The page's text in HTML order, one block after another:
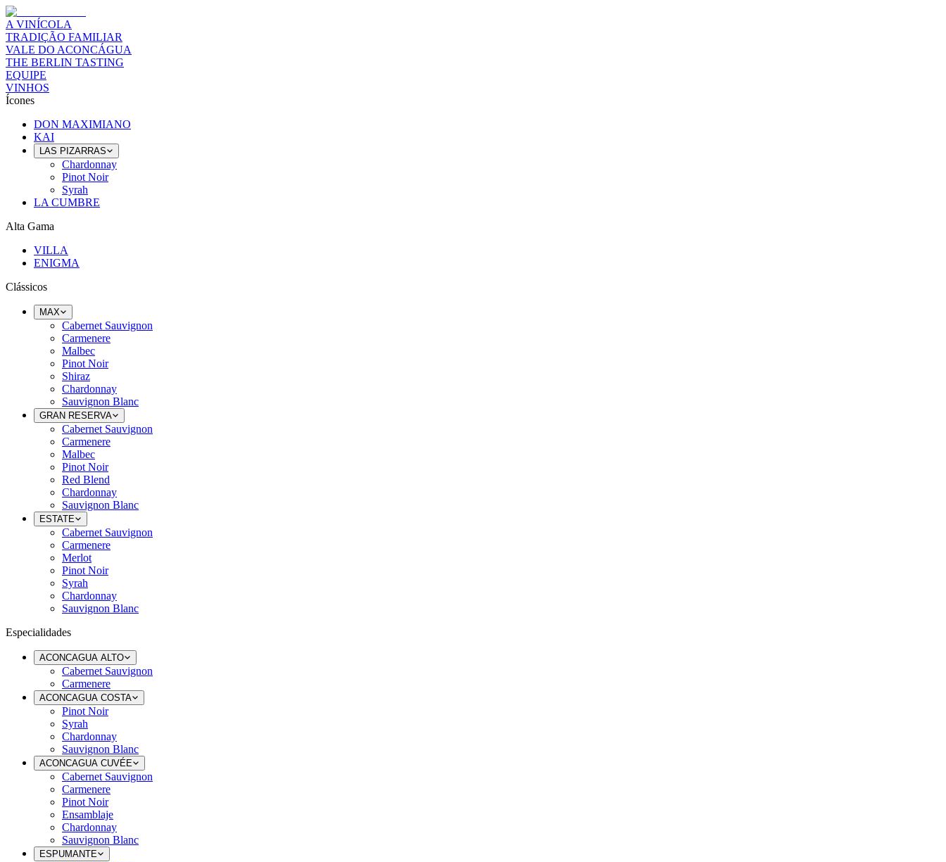
A VINÍCOLA
TRADIÇÃO FAMILIAR
VALE DO ACONCÁGUA
THE BERLIN TASTING
EQUIPE
VINHOS
Ícones
DON MAXIMIANO
KAI
LAS PIZARRAS
Chardonnay
Pinot Noir
Syrah
LA CUMBRE
Alta Gama
VILLA
ENIGMA
Clássicos
MAX
Cabernet Sauvignon
Carmenere
Malbec
Pinot Noir
Shiraz
Chardonnay
Sauvignon Blanc
GRAN RESERVA
Cabernet Sauvignon
Carmenere
Malbec
Pinot Noir
Red Blend
Chardonnay
Sauvignon Blanc
ESTATE
Cabernet Sauvignon
Carmenere
Merlot
Pinot Noir
Syrah
Chardonnay
Sauvignon Blanc
Especialidades
ACONCAGUA ALTO
Cabernet Sauvignon
Carmenere
ACONCAGUA COSTA
Pinot Noir
Syrah
Chardonnay
Sauvignon Blanc
ACONCAGUA CUVÉE
Cabernet Sauvignon
Carmenere
Pinot Noir
Ensamblaje
Chardonnay
Sauvignon Blanc
ESPUMANTE